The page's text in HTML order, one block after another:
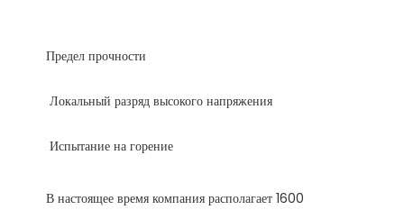
В настоящее время компания располагает 1600